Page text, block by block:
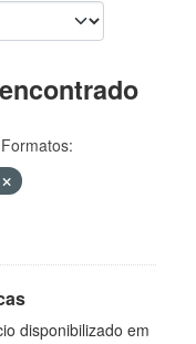
Formatos:
disponibilizado em